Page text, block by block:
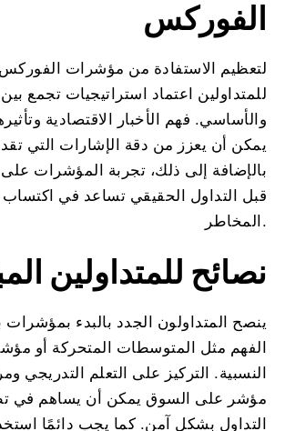
الفوركس
لتعظيم الاستفادة من مؤشرات
للمتداولين اعتماد استراتيجيات تجمع
والأساسي. فهم الأخبار الاقتصادية
يمكن أن يعزز من دقة الإشارات التي
بالإضافة إلى ذلك، تجربة المؤشرات
قبل التداول الحقيقي تساعد في اكتساب
المخاطر.
نصائح للمتداولين
ينصح المتداولون الجدد بالبدء
الفهم مثل المتوسطات المتحركة أو
النسبية. التركيز على التعلم التدريجي
مؤشر على السوق يمكن أن يساهم في
التداول بشكل آمن. كما يجب دائمًا